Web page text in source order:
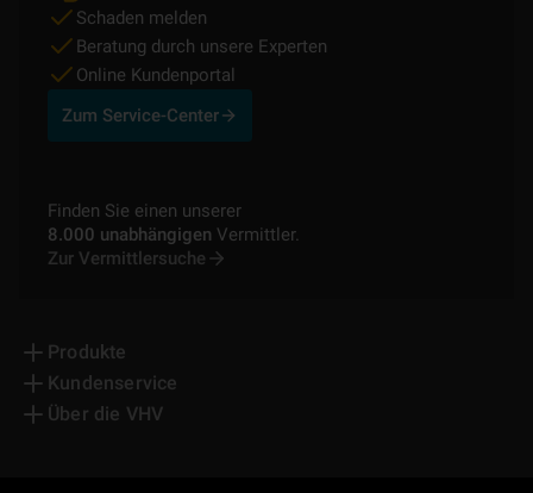
Schaden melden
Beratung durch unsere Experten
Online Kundenportal
Zum Service-Center
Finden Sie einen unserer
8.000 unabhängigen Vermittler.
Zur Vermittlersuche
Produkte
Kundenservice
Über die VHV